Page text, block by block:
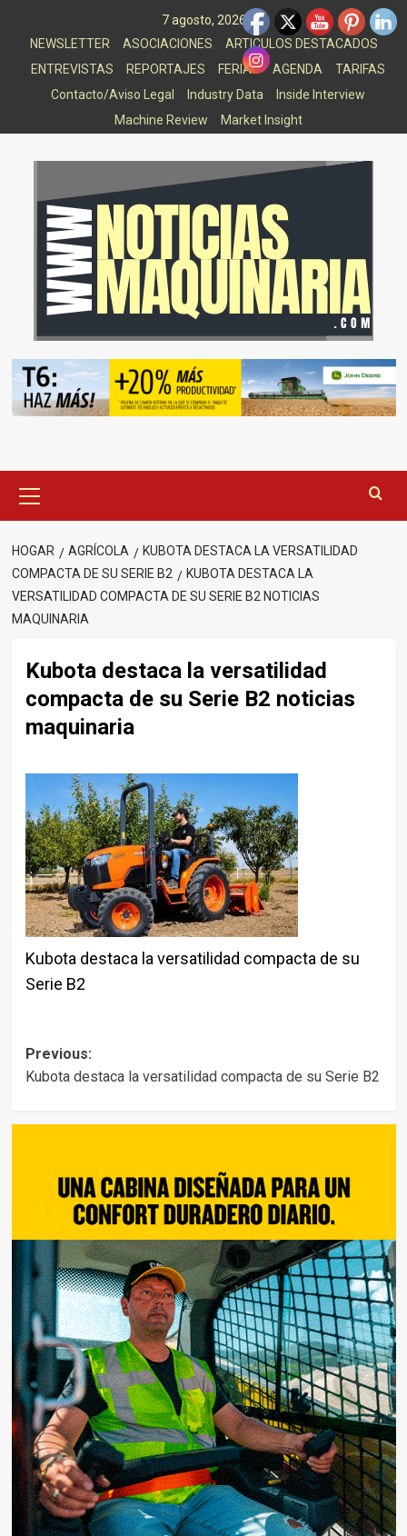
7 agosto, 2026
NEWSLETTER
ASOCIACIONES
ARTICULOS DESTACADOS
ENTREVISTAS
REPORTAJES FERIAS AGENDA
TARIFAS
Contacto/Aviso Legal
Industry Data
Inside Interview
Machine Review
Market Insight
principal
HOGAR AGRÍCOLA
KUBOTA DESTACA LA VERSATILIDAD
COMPACTA DE SU SERIE B2
KUBOTA DESTACA LA
VERSATILIDAD COMPACTA DE SU SERIE B2 NOTICIAS
MAQUINARIA
Kubota destaca la versatilidad
compacta de su Serie B2 noticias
maquinaria
Kubota destaca la versatilidad compacta de su
Serie B2
Post
Previous:
Kubota destaca la versatilidad compacta de su Serie B2